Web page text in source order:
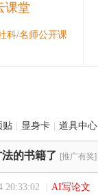
课堂
科/名师公开课
贴 显身卡 道具中心
的书籍了 [推广有奖]
20:33:02 AI写论文